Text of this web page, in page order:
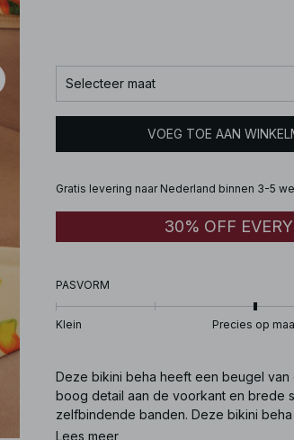
Selecteer maat
VOEG TOE AAN
Gratis levering naar Nederland binnen 3-5
30% OFF
PASVORM
Klein Precies op
Deze bikini beha heeft een beugel
boog detail aan de voorkant en brede
zelfbindende banden. Deze bikini beha
Lees meer